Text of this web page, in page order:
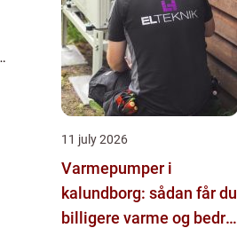
11 july 2026
Varmepumper i
kalundborg: sådan får du
billigere varme og bedre